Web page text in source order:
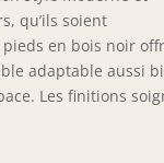
qu’ils soient
en bois noir
adaptable aussi
Les finitions